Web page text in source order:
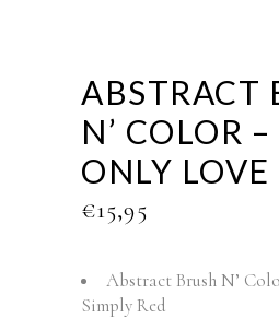
ABSTRACT
N’ COLOR
ONLY
€15,95
Abstract Brush N’
Simply Red